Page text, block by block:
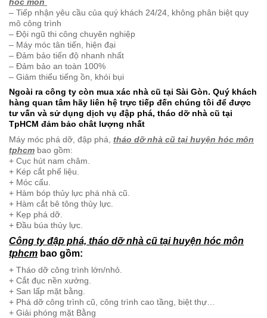
hóc môn
– Tiếp nhận yêu cầu của quý khách 24/24, không phân biệt quy
mô công trình
– Đội ngũ thi công chuyên nghiệp
– Máy móc tân tiến, hiện đại
– Đảm bảo tiến độ nhanh nhất
– Đảm bảo an toàn 100%
– Giảm thiểu tiếng ồn, khói bụi
Ngoài ra công ty còn mua xác nhà cũ tại Sài Gòn. Quý khách
hàng quan tâm hãy liên hệ trực tiếp đến chúng tôi để được
tư vấn và sử dụng dịch vụ đập phá, tháo dỡ nhà cũ tại
TpHCM đảm bảo chât lượng nhất
Máy móc phá dỡ, đập phá, tháo dỡ nhà cũ tại huyện hóc môn
tphcm bao gồm:
+ Cục hút nam châm.
+ Kép cắt phế liệu.
+ Móc cẩu.
+ Hàm bóp thủy lực phá nhà cũ.
+ Hàm cắt bê tông thủy lực.
+ Kẹp phá dỡ.
+ Đầu búa thủy lực.
Công ty đập phá, tháo dỡ nhà cũ tại huyện hóc môn
tphcm bao gồm:
+ Tháo dỡ công trình lớn/nhỏ.
+ Cắt đục nền xưởng.
+ San lấp mặt bằng.
+ Phá dỡ công trình cũ, công trình cao tầng, biệt thự…
+ Giải phóng mặt Bằng